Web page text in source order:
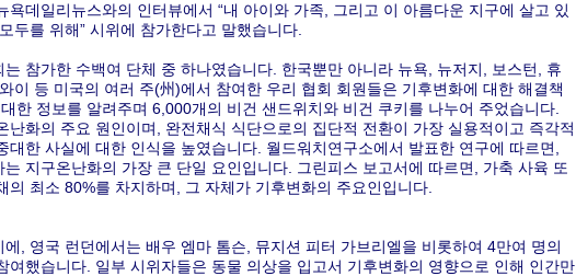
욕데일리뉴스와의 인터뷰에서 “내 아이와 가족, 그리고 이 아름다운 지구에 살고 있
두를 위해” 시위에 참가한다고 말했습니다.
참가한 수백여 단체 중 하나였습니다. 한국뿐만 아니라 뉴욕, 뉴저지, 보스턴, 휴
이 등 미국의 여러 주(州)에서 참여한 우리 협회 회원들은 기후변화에 대한 해결책
한 정보를 알려주며 6,000개의 비건 샌드위치와 비건 쿠키를 나누어 주었습니다.
난화의 주요 원인이며, 완전채식 식단으로의 집단적 전환이 가장 실용적이고 즉각적
대한 사실에 대한 인식을 높였습니다. 월드워치연구소에서 발표한 연구에 따르면,
지구온난화의 가장 큰 단일 요인입니다. 그린피스 보고서에 따르면, 가축 사육 또
의 최소 80%를 차지하며, 그 자체가 기후변화의 주요인입니다.
, 영국 런던에서는 배우 엠마 톰슨, 뮤지션 피터 가브리엘을 비롯하여 4만여 명의
여했습니다. 일부 시위자들은 동물 의상을 입고서 기후변화의 영향으로 인해 인간만